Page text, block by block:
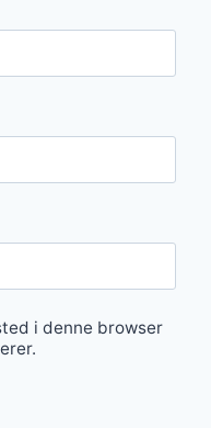
i denne browser